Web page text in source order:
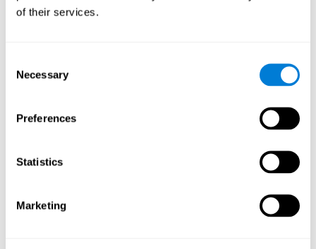
of their services.
Selection
Necessary
Preferences
Statistics
Marketing
bajo presión. Aunque esta habilidad no tiene que ver con la
Este juego mental te permite hacer "combos", y
ganar puntos más rápidamente. Pero para lograrlo, tendrás
que planificar cuál será la mejor pareja de cada número. Al
estimulando las redes de conexiones neuronales implicadas
hora de anticipar mentalmente la forma correcta de ejecutar
productividad, olvidos, distracciones, dificultades para
tomar las decisiones correctas, para pensar, o hacer más de